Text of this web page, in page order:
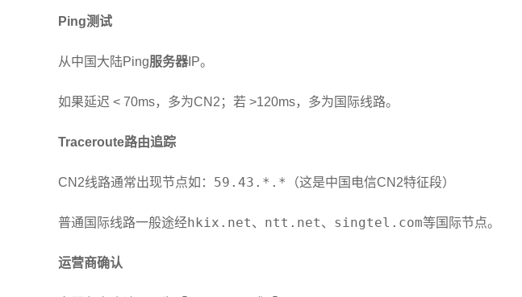
Ping测试
从中国大陆Ping服务器IP。
如果延迟 < 70ms，多为CN2；若 >120ms，多为国际线路。
Traceroute路由追踪
CN2线路通常出现节点如： 59.43.*.* （这是中国电信CN2特征段）
普通国际线路一般途经hkix.net、 ntt.net、 singtel.com等国际节点。
运营商确认